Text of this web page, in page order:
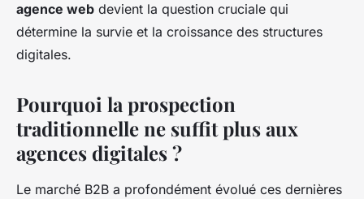
agence web devient la question cruciale qui
détermine la survie et la croissance des structures
digitales.
Pourquoi la prospection
traditionnelle ne suffit plus aux
agences digitales ?
Le marché B2B a profondément évolué ces dernières